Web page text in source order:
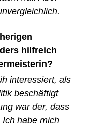
hilfreich
interessiert, als
beschäftigt
war der, dass
habe mich